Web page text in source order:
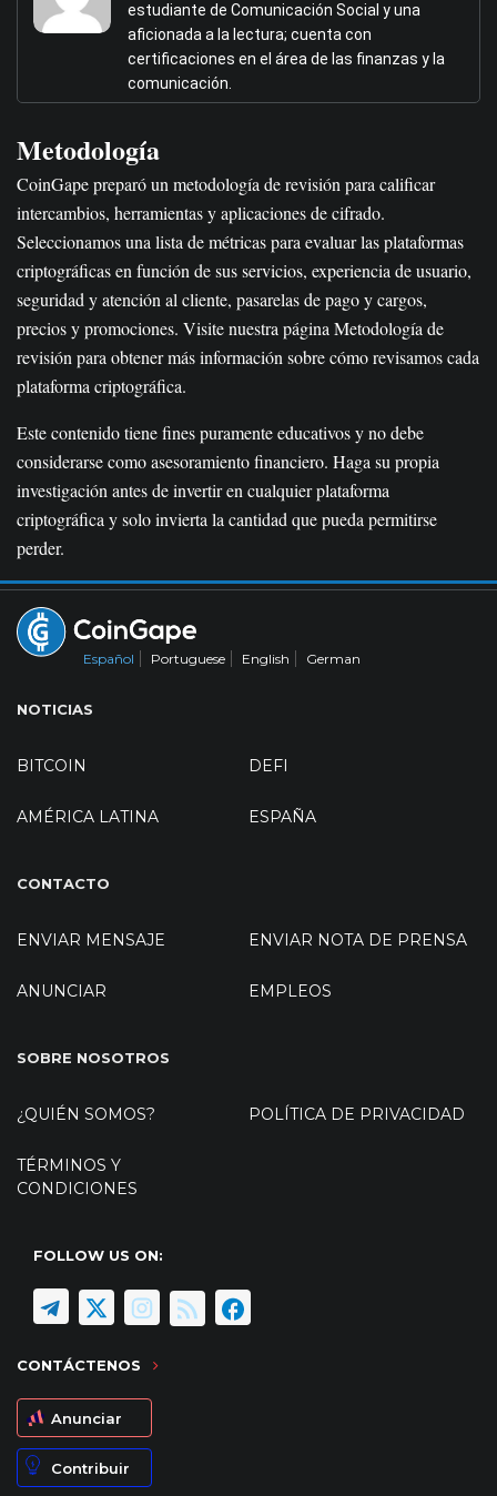
estudiante de Comunicación Social y una
aficionada a la lectura; cuenta con
certificaciones en el área de las finanzas y la
comunicación.
Metodología
CoinGape preparó un metodología de revisión para calificar
intercambios, herramientas y aplicaciones de cifrado.
Seleccionamos una lista de métricas para evaluar las plataformas
criptográficas en función de sus servicios, experiencia de usuario,
seguridad y atención al cliente, pasarelas de pago y cargos,
precios y promociones. Visite nuestra página Metodología de
revisión para obtener más información sobre cómo revisamos cada
plataforma criptográfica.
Este contenido tiene fines puramente educativos y no debe
considerarse como asesoramiento financiero. Haga su propia
investigación antes de invertir en cualquier plataforma
criptográfica y solo invierta la cantidad que pueda permitirse
perder.
Español Portuguese English German
NOTICIAS
BITCOIN DEFI
AMÉRICA LATINA ESPAÑA
CONTACTO
ENVIAR MENSAJE ENVIAR NOTA DE PRENSA
ANUNCIAR EMPLEOS
SOBRE NOSOTROS
¿QUIÉN SOMOS? POLÍTICA DE PRIVACIDAD
TÉRMINOS Y
CONDICIONES
FOLLOW US ON:
CONTÁCTENOS
Anunciar
Contribuir